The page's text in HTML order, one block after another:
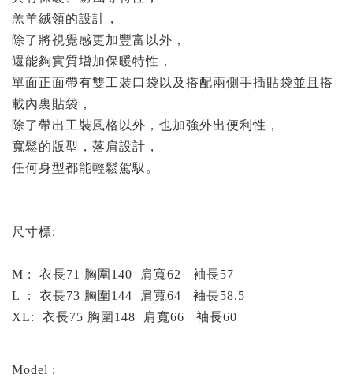
羔羊絨領的設計，
除了將視覺感更加豐富以外，
還能夠實質增加保暖特性，
單面正面帶有雙工裝口袋以及搭配兩側手插貼袋並且 搭
載內裏貼袋，
除了帶出工裝風格以外，也加強外出便利性，
寬鬆的版型，落肩設計，
任何身型都能輕鬆駕馭。
尺寸標:
M : 衣長71 胸圍140 肩寬62 袖長57
L : 衣長73 胸圍144 肩寬64 袖長58.5
XL: 衣長75 胸圍148 肩寬66 袖長60
Model :